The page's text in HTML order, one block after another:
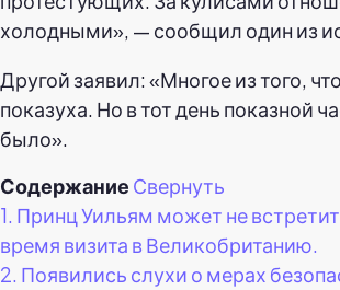
холодными», — сообщил один из
Другой заявил: «Многое из того,
показуха. Но в тот день показной
было».
Содержание Свернуть
1. Принц Уильям может не
время визита в Великобританию.
2. Появились слухи о мерах